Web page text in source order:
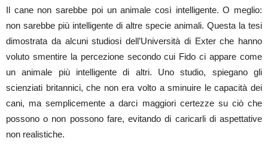
Il cane non sarebbe poi un animale così intelligente. O meglio:
non sarebbe più intelligente di altre specie animali. Questa la tesi
dimostrata da alcuni studiosi dell’Università di Exter che hanno
voluto smentire la percezione secondo cui Fido ci appare come
un animale più intelligente di altri. Uno studio, spiegano gli
scienziati britannici, che non era volto a sminuire le capacità dei
cani, ma semplicemente a darci maggiori certezze su ciò che
possono o non possono fare, evitando di caricarli di aspettative
non realistiche.